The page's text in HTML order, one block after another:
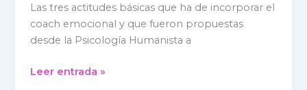
Las tres actitudes básicas que ha de incorporar el
coach emocional y que fueron propuestas
desde la Psicología Humanista a
3
actitudes
básicas
Leer entrada »